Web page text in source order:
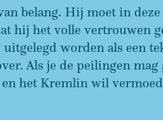
belang. Hij moet in deze
hij het volle vertrouwen
worden als een
Als je de peilingen
het Kremlin wil